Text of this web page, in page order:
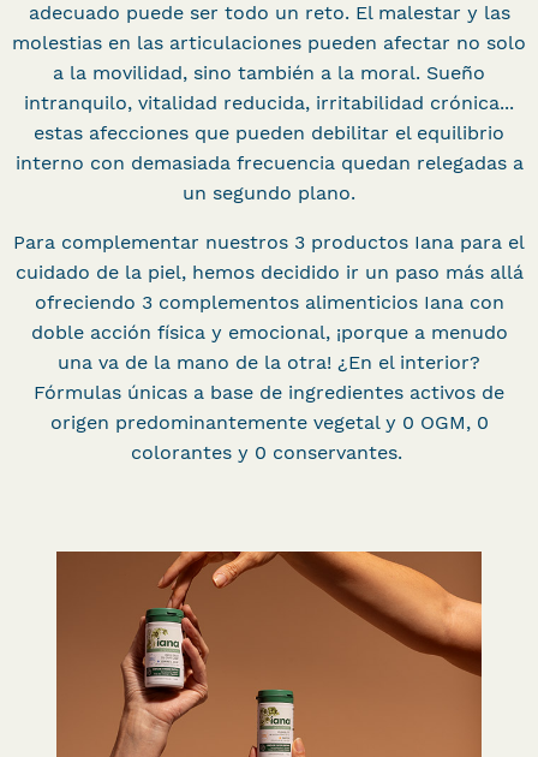
adecuado puede ser todo un reto. El malestar y las
molestias en las articulaciones pueden afectar no solo
a la movilidad, sino también a la moral. Sueño
intranquilo, vitalidad reducida, irritabilidad crónica...
estas afecciones que pueden debilitar el equilibrio
interno con demasiada frecuencia quedan relegadas a
un segundo plano.
Para complementar nuestros 3 productos Iana para el
cuidado de la piel, hemos decidido ir un paso más allá
ofreciendo 3 complementos alimenticios Iana con
doble acción física y emocional, ¡porque a menudo
una va de la mano de la otra! ¿En el interior?
Fórmulas únicas a base de ingredientes activos de
origen predominantemente vegetal y 0 OGM, 0
colorantes y 0 conservantes.